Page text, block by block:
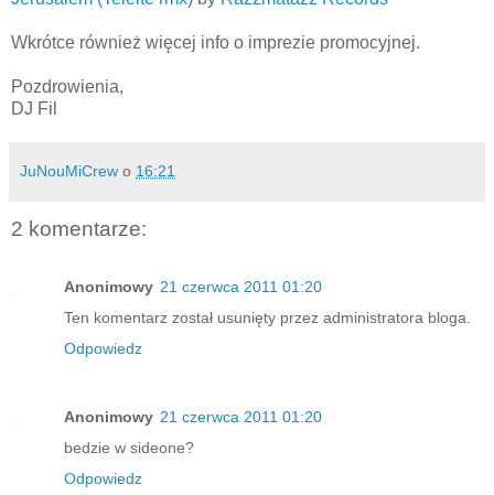
Wkrótce również więcej info o imprezie promocyjnej.
Pozdrowienia,
DJ Fil
JuNouMiCrew o 16:21
2 komentarze:
Anonimowy 21 czerwca 2011 01:20
Ten komentarz został usunięty przez administratora bloga.
Odpowiedz
Anonimowy 21 czerwca 2011 01:20
bedzie w sideone?
Odpowiedz